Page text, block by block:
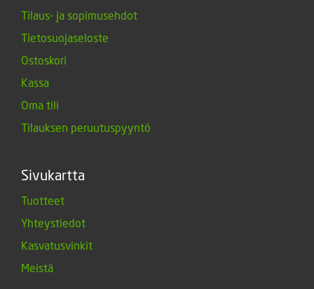
Tilaus- ja sopimusehdot
Tietosuojaseloste
Ostoskori
Kassa
Oma tili
Tilauksen peruutuspyyntö
Sivukartta
Tuotteet
Yhteystiedot
Kasvatusvinkit
Meistä